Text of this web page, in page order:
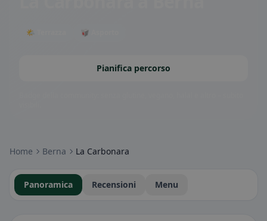
🌤 Terrazza 🥡 Asporto
Pianifica percorso
Home Berna La Carbonara
Panoramica Recensioni Menu